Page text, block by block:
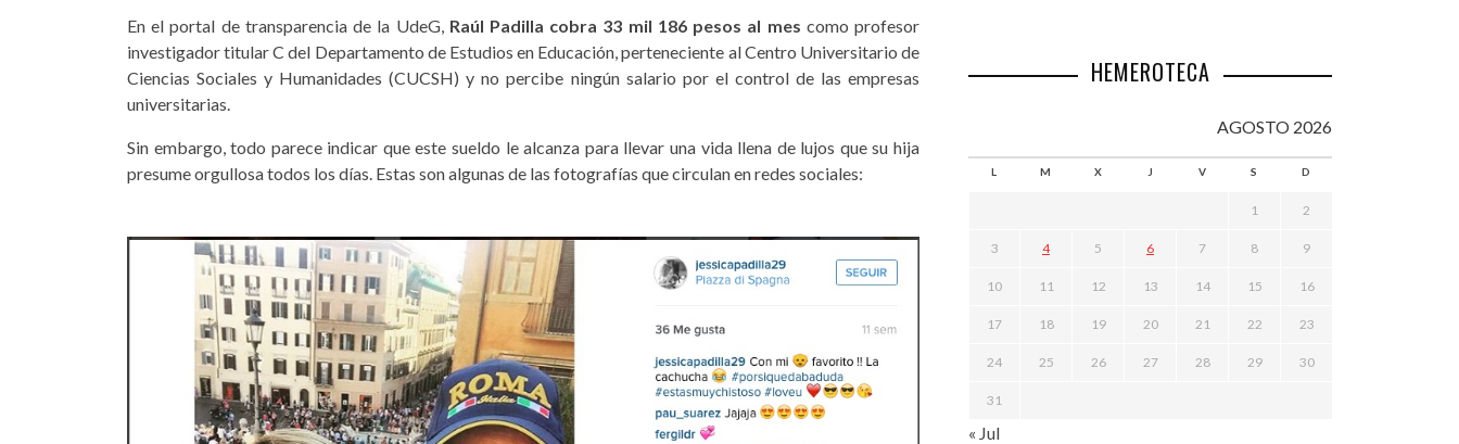
En el portal de transparencia de la UdeG, Raúl Padilla cobra 33 mil 186 pesos al mes como profesor
investigador titular C del Departamento de Estudios en Educación, perteneciente al Centro Universitario de
Ciencias Sociales y Humanidades (CUCSH) y no percibe ningún salario por el control de las empresas
universitarias.
Sin embargo, todo parece indicar que este sueldo le alcanza para llevar una vida llena de lujos que su hija
presume orgullosa todos los días. Estas son algunas de las fotografías que circulan en redes sociales:
HEMEROTECA
AGOSTO 2026
L M X J V S D
1 2
3 4 5 6 7 8 9
10 11 12 13 14 15 16
17 18 19 20 21 22 23
24 25 26 27 28 29 30
31
« Jul